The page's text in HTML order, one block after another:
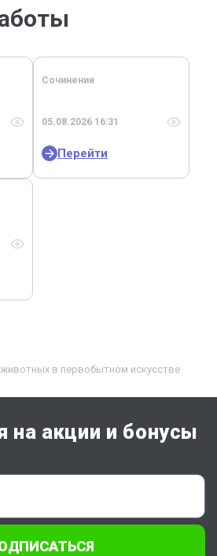
Сочинение
05.08.2026 16:31
Перейти
в первобытном искусстве
на акции и бонусы